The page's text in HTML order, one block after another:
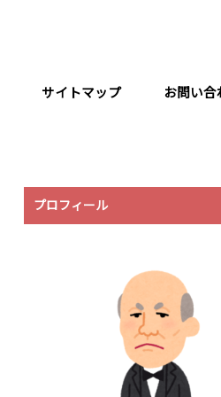
サイトマップ お問い合
プロフィール